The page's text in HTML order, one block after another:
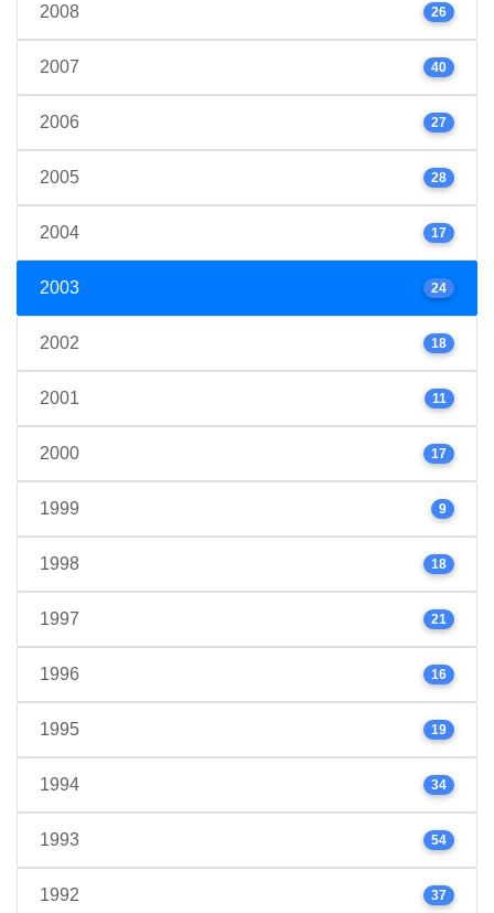
2008 26
2007 40
2006 27
2005 28
2004 17
2003 24
2002 18
2001 11
2000 17
1999 9
1998 18
1997 21
1996 16
1995 19
1994 34
1993 54
1992 37